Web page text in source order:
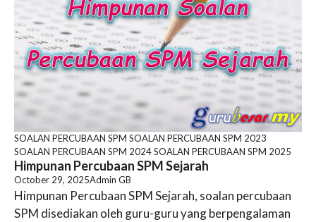
SOALAN PERCUBAAN SPM SOALAN PERCUBAAN SPM 2023
SOALAN PERCUBAAN SPM 2024SOALAN PERCUBAAN SPM 2025
Himpunan Percubaan SPM Sejarah
October 29, 2025Admin GB
Himpunan Percubaan SPM Sejarah, soalan percubaan
SPM disediakan oleh guru-guru yang berpengalaman